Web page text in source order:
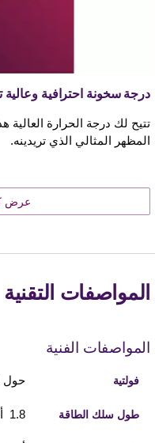
درجة سخونة احترافية وعالية تبلغ 210 درجة مئوية
تتيح لك درجة الحرارة
المظهر المثالي الذي تريدينه.
عرض
المواصفات التقنية
المواصفات الفنية
فولتية حول
طول سلك الطاقة 1.8 أمتار